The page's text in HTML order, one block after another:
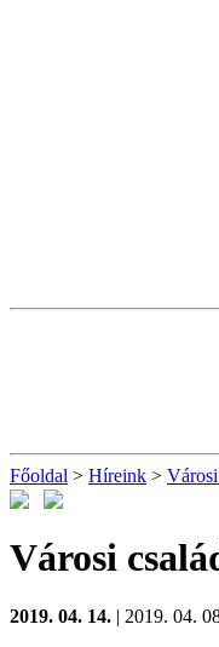
Főoldal > Híreink >
Városi
2019. 04. 14. | 2019. 04.